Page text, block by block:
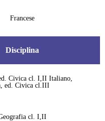
Francese
Disciplina
Civica cl. I,II Italiano,
ed. Civica cl.III
cl. I,II